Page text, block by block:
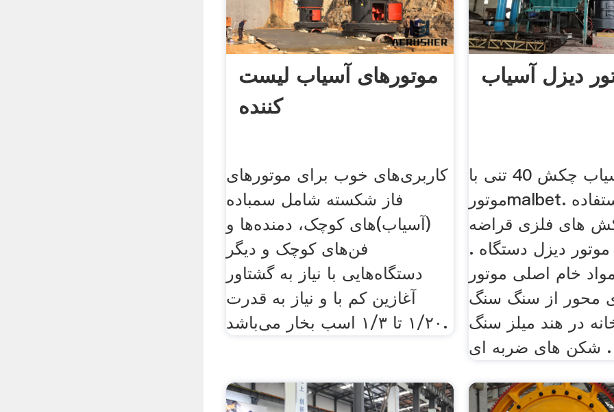
موتورهای آسیاب لیست
کننده
کاربری‌های خوب برای موتورهای
فاز شکسته شامل سمباده
(آسیاب)های کوچک، دمنده‌ها و
فن‌های کوچک و دیگر
دستگاه‌هایی با نیاز به گشتاور
آغازین کم با و نیاز به قدرت
۱/۲۰ تا ۱/۳ اسب بخار می‌باشد.
دیزل آسیاب
آسیاب چکش 40 تنی با
موتورmalbet. قراضه استفاده
های فلزی قراضه
دیزل دستگاه .
خام اصلی موتور
محور از سنگ سنگ
در هند میلز سنگ
شکن های ضربه ای .